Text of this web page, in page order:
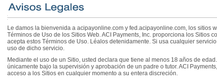
Le damos la bienvenida a acipayonline.com y fed.acipayonline.com, los sitios
Términos de Uso de los Sitios Web. ACI Payments, Inc. proporciona los Sitios
acepta estos Términos de Uso. Léalos detenidamente. Si usa cualquier
uso de dicho servicio.
Mediante el uso de un Sitio, usted declara que tiene al menos 18 años de
únicamente bajo la supervisión y aprobación de un padre o tutor. ACI
acceso a los Sitios en cualquier momento a su entera discreción.